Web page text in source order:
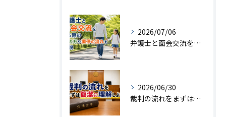
2026/07/06
弁護士と面会交流をする際の決め方や調停の流れを解説
2026/06/30
裁判の流れをまずは簡潔に理解しよう！